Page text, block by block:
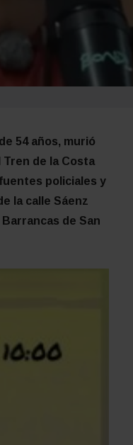
54 años, murió
de la Costa
policiales y
la calle Sáenz
de San